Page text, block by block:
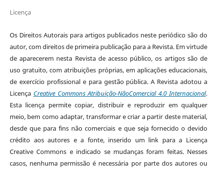
Licença
Os Direitos Autorais para artigos publicados neste periódico são do
autor, com direitos de primeira publicação para a Revista. Em virtude
de aparecerem nesta Revista de acesso público, os artigos são de
uso gratuito, com atribuições próprias, em aplicações educacionais,
de exercício profissional e para gestão pública. A Revista adotou a
Licença Creative Commons Atribuição-NãoComercial 4.0 Internacional.
Esta licença permite copiar, distribuir e reproduzir em qualquer
meio, bem como adaptar, transformar e criar a partir deste material,
desde que para fins não comerciais e que seja fornecido o devido
crédito aos autores e a fonte, inserido um link para a Licença
Creative Commons e indicado se mudanças foram feitas. Nesses
casos, nenhuma permissão é necessária por parte dos autores ou